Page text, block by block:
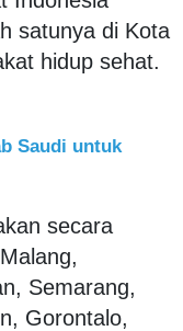
satunya di Kota
hidup sehat.
Saudi untuk
secara
Semarang,
Gorontalo,